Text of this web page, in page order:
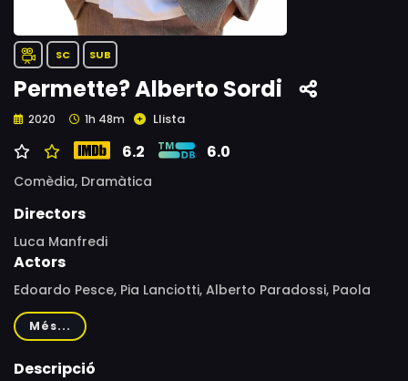
SC SUB
Permette? Alberto Sordi
2020 1h 48m Llista
6.2 6.0
Comèdia, Dramàtica
Directors
Luca Manfredi
Actors
Edoardo Pesce, Pia Lanciotti, Alberto Paradossi, Paola
Tiziana Cruciani, Luisa Riccio, Michela Giraud, Paola
Giangrasso, Giorgio Colangeli, Martina Galletta,
Francesco Foti, Sara Cardinaletti, Lillo Petrolo, Guido
Més...
Descripció